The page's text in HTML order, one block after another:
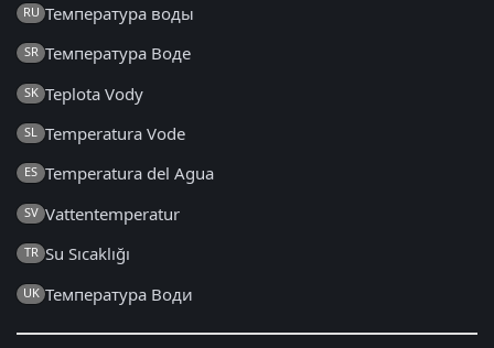
RU Температура воды
SR Температура Воде
SK Teplota Vody
SL Temperatura Vode
ES Temperatura del Agua
SV Vattentemperatur
TR Su Sıcaklığı
UK Температура Води